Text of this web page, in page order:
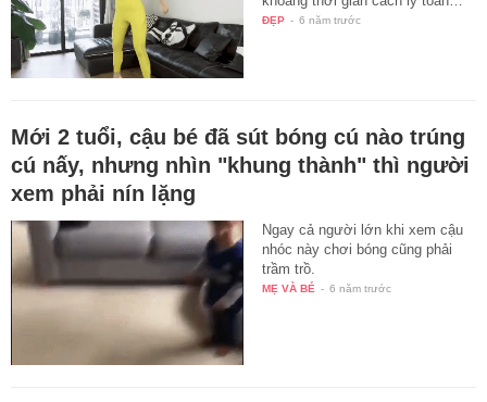
ĐẸP - 6 năm trước
Mới 2 tuổi, cậu bé đã sút bóng cú nào trúng
cú nấy, nhưng nhìn "khung thành" thì người
xem phải nín lặng
Ngay cả người lớn khi xem cậu
nhóc này chơi bóng cũng phải
trầm trồ.
MẸ VÀ BÉ - 6 năm trước